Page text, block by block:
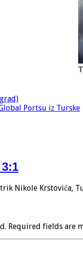
Portsu iz Turske
Nikole Krstovića,
Required fields are